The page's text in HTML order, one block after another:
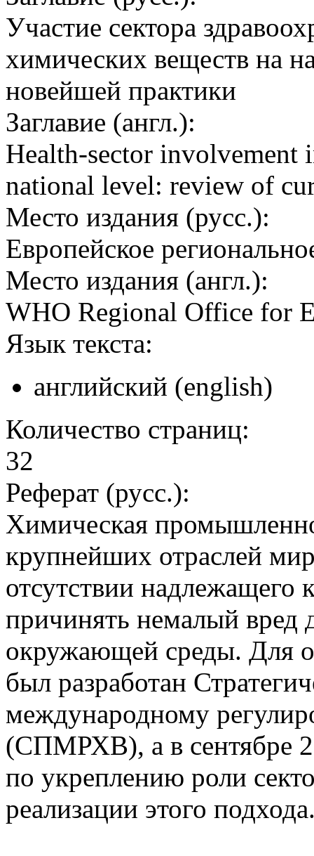
Участие сектора
химических веществ на
новейшей практики
Заглавие (англ.):
Health-sector involvement
national level: review of
Место издания (русс.):
Европейское
Место издания (англ.):
WHO Regional Office for
Язык текста:
английский (english)
Количество страниц:
32
Реферат (русс.):
Химическая
крупнейших отраслей
отсутствии надлежащего
причинять немалый вред
окружающей среды. Для
был разработан
международному
(СПМРХВ), а в сентябре
по укреплению роли
реализации этого